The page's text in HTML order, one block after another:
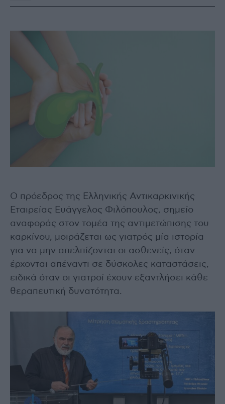
Ο πρόεδρος της Ελληνικής Αντικαρκινικής
Εταιρείας Ευάγγελος Φιλόπουλος, σημείο
αναφοράς στον τομέα της αντιμετώπισης του
καρκίνου, μοιράζεται ως γιατρός μία ιστορία
για να μην απελπίζονται οι ασθενείς, όταν
έρχονται απέναντι σε δύσκολες καταστάσεις,
ειδικά όταν οι γιατροί έχουν εξαντλήσει κάθε
θεραπευτική δυνατότητα.